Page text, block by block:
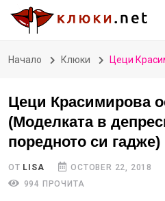
Начало Клюки Цеци Красимирова
Цеци Красимирова
(Моделката в
поредното си гадже)
ОТ LISA OCTOBER 22, 2018
994 ПРОЧИТА